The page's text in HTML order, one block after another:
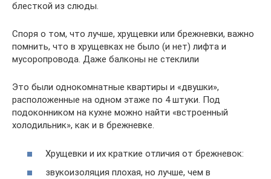
блесткой из слюды.
Споря о том, что лучше, хрущевки или брежневки, важно
помнить, что в хрущевках не было (и нет) лифта и
мусоропровода. Даже балконы не стеклили
Это были однокомнатные квартиры и «двушки»,
расположенные на одном этаже по 4 штуки. Под
подоконником на кухне можно найти «встроенный
холодильник», как и в брежневке.
Хрущевки и их краткие отличия от брежневок:
звукоизоляция плохая, но лучше, чем в